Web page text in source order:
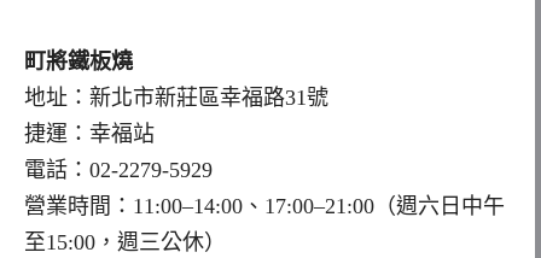
町將鐵板燒
地址：新北市新莊區幸福路31號
捷運：幸福站
電話：02-2279-5929
營業時間：11:00–14:00、17:00–21:00（週六日中午
至15:00，週三公休）